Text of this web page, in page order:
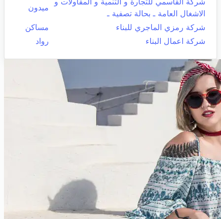
الاشغال العامة ـ بحالة تصفية ـ
ميدون
شركة رمزي الماجري للبناء
مساكن
شركة اعمال البناء
رواد